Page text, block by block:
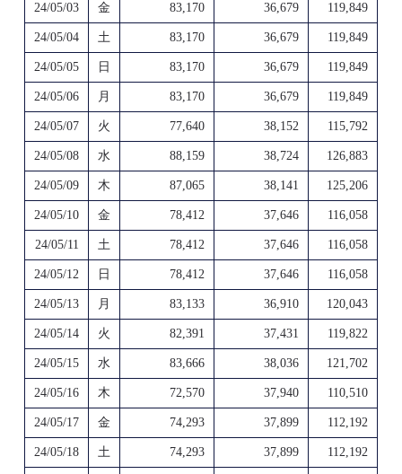
24/05/03 金 83,170 36,679 119,849
24/05/04 土 83,170 36,679 119,849
24/05/05 日 83,170 36,679 119,849
24/05/06 月 83,170 36,679 119,849
24/05/07 火 77,640 38,152 115,792
24/05/08 水 88,159 38,724 126,883
24/05/09 木 87,065 38,141 125,206
24/05/10 金 78,412 37,646 116,058
24/05/11 土 78,412 37,646 116,058
24/05/12 日 78,412 37,646 116,058
24/05/13 月 83,133 36,910 120,043
24/05/14 火 82,391 37,431 119,822
24/05/15 水 83,666 38,036 121,702
24/05/16 木 72,570 37,940 110,510
24/05/17 金 74,293 37,899 112,192
24/05/18 土 74,293 37,899 112,192